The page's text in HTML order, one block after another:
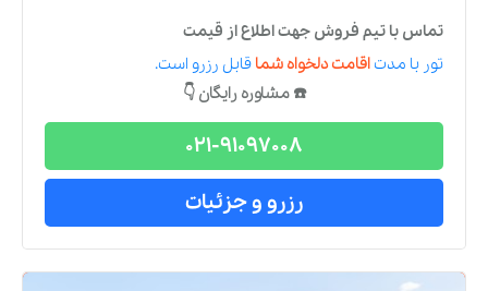
تماس با تیم فروش جهت اطلاع از قیمت
تور با مدتاقامت دلخواه شما قابل رزرو است.
☎️ مشاوره رایگان 👇
021-91097008
رزرو و جزئیات